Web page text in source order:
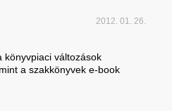
2012. 01. 26.
könyvpiaci változások
a szakkönyvek e-book